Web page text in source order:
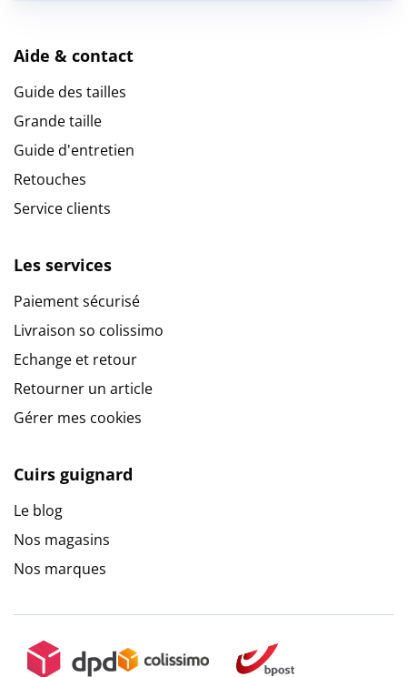
Aide & contact
Guide des tailles
Grande taille
Guide d'entretien
Retouches
Service clients
Les services
Paiement sécurisé
Livraison so colissimo
Echange et retour
Retourner un article
Gérer mes cookies
Cuirs guignard
Le blog
Nos magasins
Nos marques